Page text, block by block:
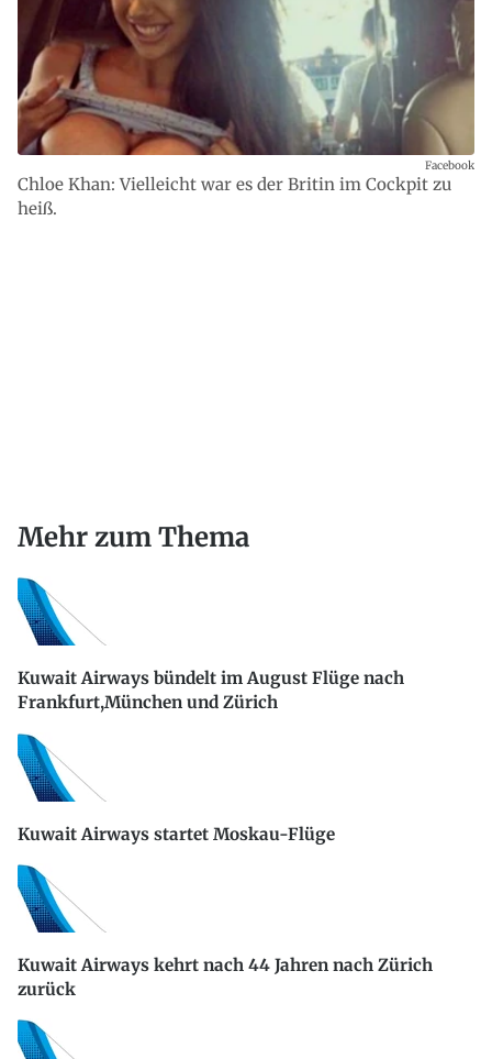
Chloe Khan: Vielleicht war es der Britin im Cockpit zu
heiß.
Facebook
Mehr zum Thema
Kuwait Airways bündelt im August Flüge nach
Frankfurt,München und Zürich
Kuwait Airways startet Moskau-Flüge
Kuwait Airways kehrt nach 44 Jahren nach Zürich
zurück